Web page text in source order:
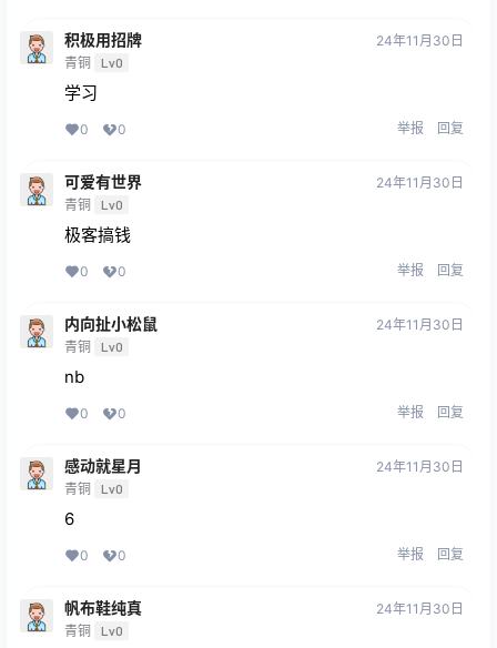
积极用招牌
青铜 Lv0
24年11月30日
学习
0 0 举报 回复
可爱有世界
青铜 Lv0
24年11月30日
极客搞钱
0 0 举报 回复
内向扯小松鼠
青铜 Lv0
24年11月30日
nb
0 0 举报 回复
感动就星月
青铜 Lv0
24年11月30日
6
0 0 举报 回复
帆布鞋纯真
青铜 Lv0
24年11月30日